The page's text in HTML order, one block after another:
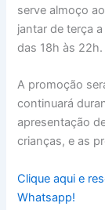
serve almoço
jantar de terça
das 18h às 22h.
A promoção
continuará
apresentação
crianças, e as
Clique aqui e
Whatsapp!